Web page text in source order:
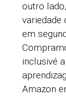
outro
variedade
em
inclusivé
Amazon